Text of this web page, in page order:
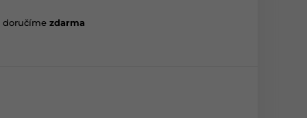
doručíme zdarma